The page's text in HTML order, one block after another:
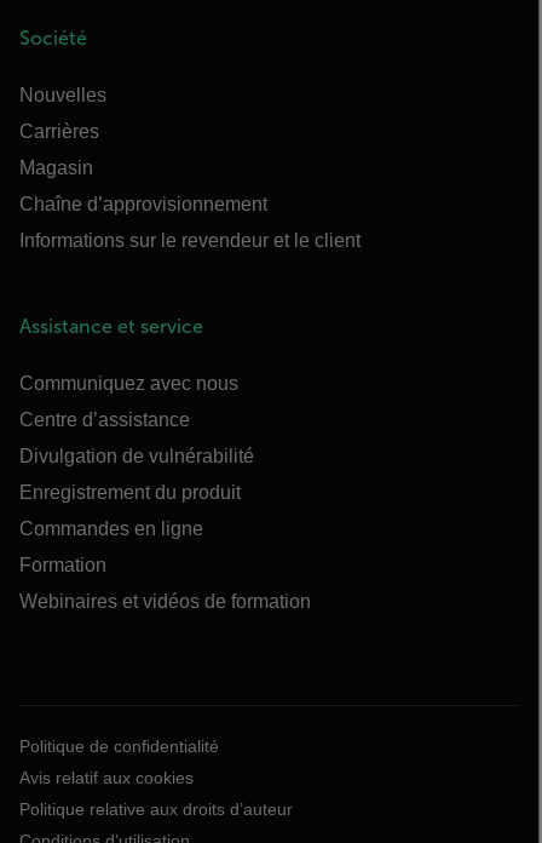
Société
Nouvelles
Carrières
Magasin
Chaîne d’approvisionnement
Informations sur le revendeur et le client
Assistance et service
Communiquez avec nous
Centre d’assistance
Divulgation de vulnérabilité
Enregistrement du produit
Commandes en ligne
Formation
Webinaires et vidéos de formation
Politique de confidentialité
Avis relatif aux cookies
Politique relative aux droits d’auteur